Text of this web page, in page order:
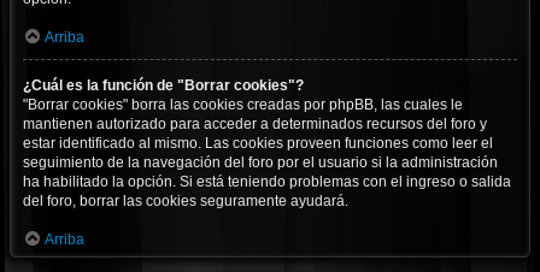
Arriba
¿Cuál es la función de "Borrar cookies"?
"Borrar cookies" borra las cookies creadas por phpBB, las cuales le
mantienen autorizado para acceder a determinados recursos del foro y
estar identificado al mismo. Las cookies proveen funciones como leer el
seguimiento de la navegación del foro por el usuario si la administración
ha habilitado la opción. Si está teniendo problemas con el ingreso o salida
del foro, borrar las cookies seguramente ayudará.
Arriba